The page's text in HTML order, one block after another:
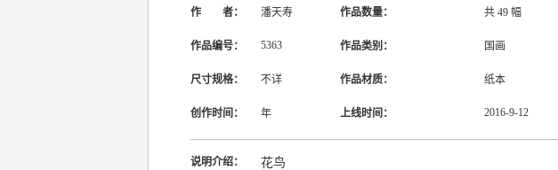
作 者： 潘天寿 作品数量： 共 49 幅
作品编号： 5363 作品类别： 国画
尺寸规格： 不详 作品材质： 纸本
创作时间： 年 上线时间： 2016-9-12
说明介绍： 花鸟